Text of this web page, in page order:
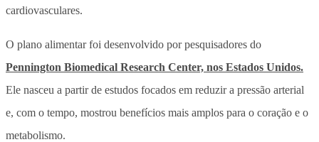
cardiovasculares.
O plano alimentar foi desenvolvido por pesquisadores do
Pennington Biomedical Research Center, nos Estados Unidos.
Ele nasceu a partir de estudos focados em reduzir a pressão arterial
e, com o tempo, mostrou benefícios mais amplos para o coração e o
metabolismo.